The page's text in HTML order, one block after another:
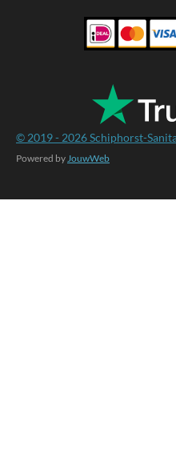
e
b
o
t
e
r
© 2019 - 2026Schiphorst-
Powered by JouwWeb